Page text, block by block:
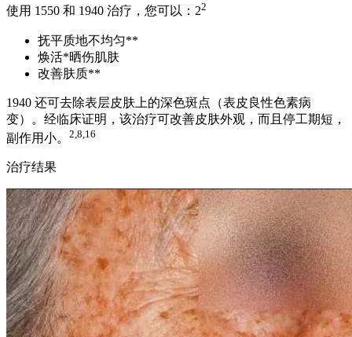
使用 1550 和 1940 治疗，您可以：22
抚平质地不均匀**
焕活*晒伤肌肤
改善肤质**
1940 还可去除表层皮肤上的深色斑点（表皮良性色素病
变）。经临床证明，该治疗可改善皮肤外观，而且停工期短，
副作用小。 2,8,16
治疗结果